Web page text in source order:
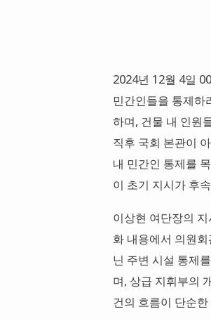
2024년 12월 4일
민간인들을 통제하
하며, 건물 내 인원
직후 국회 본관이
내 민간인 통제를
이 초기 지시가 후
이상현 여단장의
화 내용에서 의원
닌 주변 시설 통제
며, 상급 지휘부의
건의 흐름이 단순